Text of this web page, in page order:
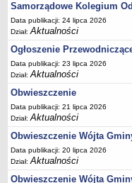
Sprawozdania z
Sprawozdania kwartalne
Sprawozdania finansowe
Informacje z wykonania
Interpretacje
BUDOWA
DOFINANSOWANIE
Preferencyjny zakup węgla
Wykaz spraw
Samorządowe Kolegium
Data publikacji: 24 lipca 2026
Dział:Aktualności
Ogłoszenie
Data publikacji: 23 lipca 2026
Dział:Aktualności
Obwieszczenie
Data publikacji: 21 lipca 2026
Dział:Aktualności
Obwieszczenie Wójta
Data publikacji: 20 lipca 2026
Dział:Aktualności
Obwieszczenie Wójta